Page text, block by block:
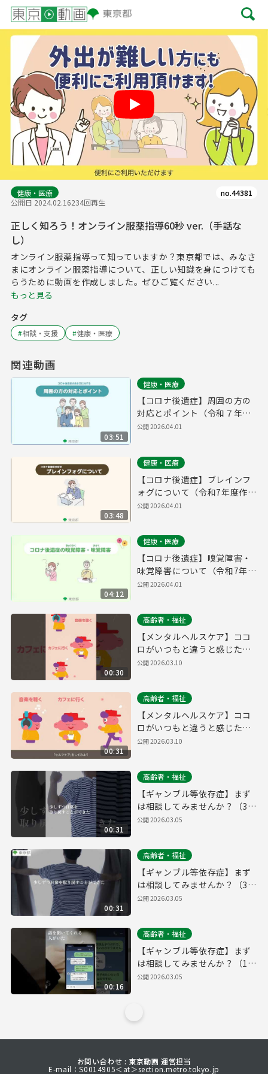
Play
健康・医療
公開日 2024.02.16234回再生
no.44381
正しく知ろう！オンライン服薬指導60秒 ver.（手話な
し）
オンライン服薬指導って知っていますか？東京都では、みなさ
まにオンライン服薬指導について、正しい知識を身につけても
らうために動画を作成しました。ぜひご覧ください...
もっと見る
タグ
#相談・支援 #健康・医療
関連動画
03:51
健康・医療
【コロナ後遺症】周囲の方の
対応とポイント（令和７年度
作成）
公開2026.04.01
03:48
健康・医療
【コロナ後遺症】ブレインフ
ォグについて（令和7年度作
成）
公開2026.04.01
04:12
健康・医療
【コロナ後遺症】嗅覚障害・
味覚障害について（令和7年度
作成）
公開2026.04.01
00:30
高齢者・福祉
【メンタルヘルスケア】ココ
ロがいつもと違うと感じた
ら、専門家に相談してみませ
公開2026.03.10
00:31
高齢者・福祉
【メンタルヘルスケア】ココ
ロがいつもと違うと感じた
ら、専門家に相談してみませ
公開2026.03.10
00:31
高齢者・福祉
【ギャンブル等依存症】まず
は相談してみませんか？（30
秒・縦動画ver.）
公開2026.03.05
00:31
高齢者・福祉
【ギャンブル等依存症】まず
は相談してみませんか？（30
秒・横動画ver.）
公開2026.03.05
00:16
高齢者・福祉
【ギャンブル等依存症】まず
は相談してみませんか？（15
秒・縦動画ver.）
公開2026.03.05
お問い合わせ : 東京動画 運営担当
E-mail：S0014905＜at＞section.metro.tokyo.jp